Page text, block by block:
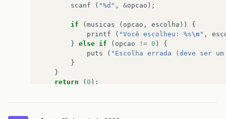
scanf
( "%d" , &opcao );
if ( musicas ( opcao , escolha ))
{
printf
( "Você escolheu: %s\n " ,
} else if ( opcao != 0 )
{
puts
( "Escolha errada (deve ser
}
}
return
( 0 );